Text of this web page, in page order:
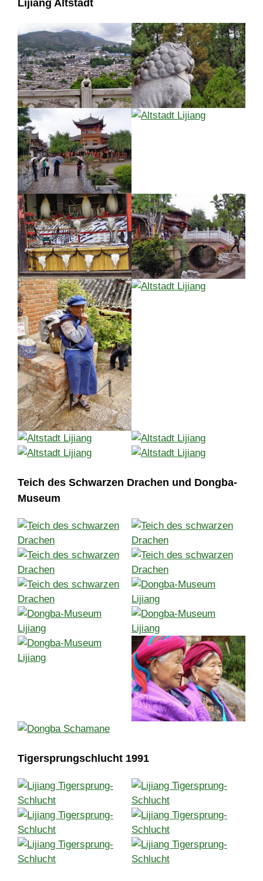
Lijiang Altstadt
Teich des Schwarzen Drachen und Dongba-
Museum
Tigersprungschlucht 1991